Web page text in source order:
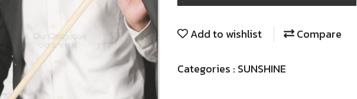
Add to wishlist Compare
Categories : SUNSHINE